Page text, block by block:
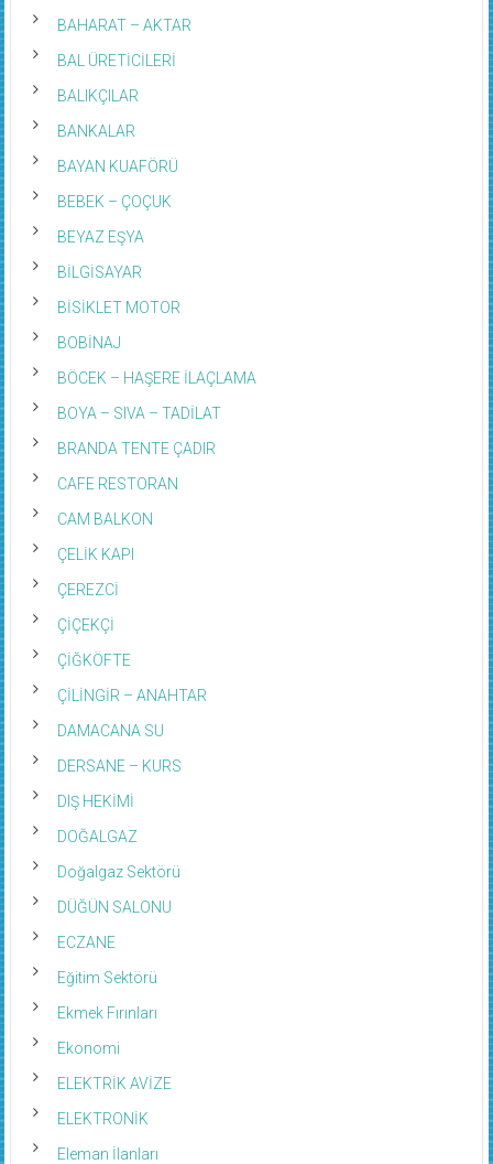
BAHARAT – AKTAR
BAL ÜRETİCİLERİ
BALIKÇILAR
BANKALAR
BAYAN KUAFÖRÜ
BEBEK – ÇOÇUK
BEYAZ EŞYA
BİLGİSAYAR
BİSİKLET MOTOR
BOBİNAJ
BÖCEK – HAŞERE İLAÇLAMA
BOYA – SIVA – TADİLAT
BRANDA TENTE ÇADIR
CAFE RESTORAN
CAM BALKON
ÇELİK KAPI
ÇEREZCİ
ÇİÇEKÇİ
ÇİĞKÖFTE
ÇİLİNGİR – ANAHTAR
DAMACANA SU
DERSANE – KURS
DIŞ HEKİMİ
DOĞALGAZ
Doğalgaz Sektörü
DÜĞÜN SALONU
ECZANE
Eğitim Sektörü
Ekmek Fırınları
Ekonomi
ELEKTRİK AVİZE
ELEKTRONİK
Eleman İlanları